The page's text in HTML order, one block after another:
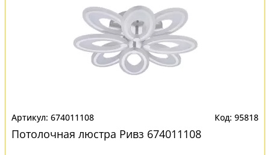
674011108 95818
Потолочная люстра Ривз 674011108